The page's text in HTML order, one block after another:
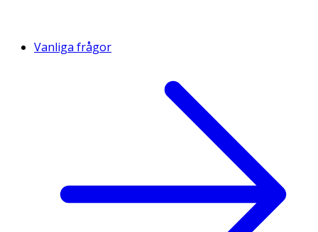
Vanliga frågor